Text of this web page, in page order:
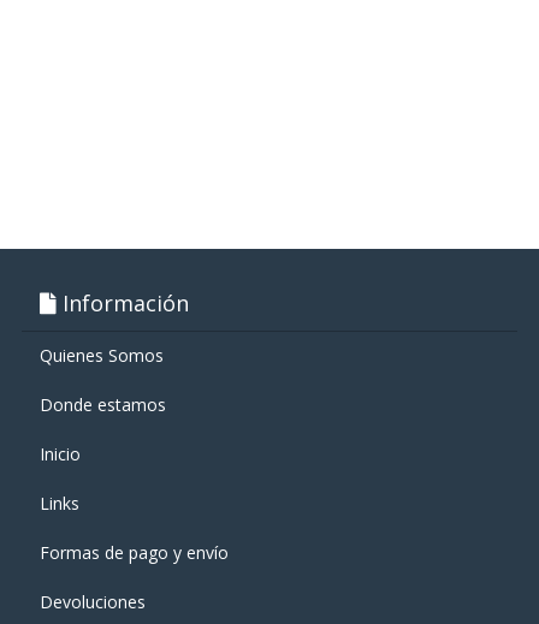
Información
Quienes Somos
Donde estamos
Inicio
Links
Formas de pago y enví­o
Devoluciones